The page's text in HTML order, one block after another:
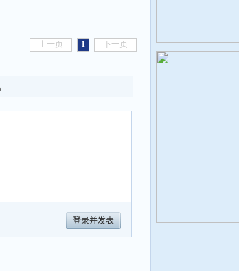
上一页 1 下一页
登录并发表